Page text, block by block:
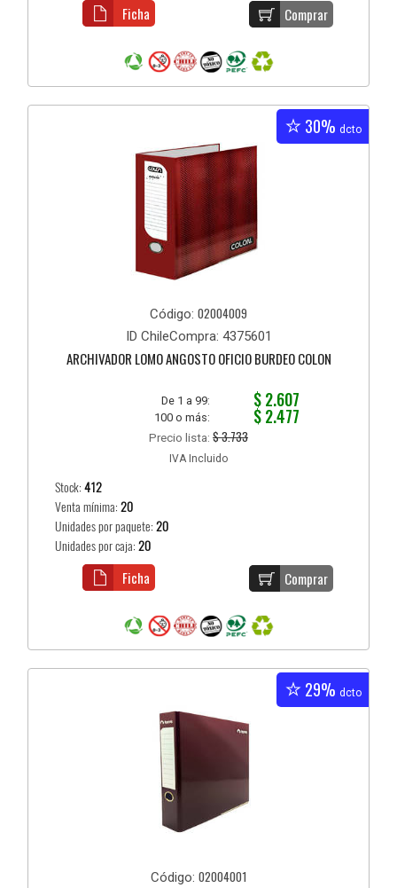
Comprar
Ficha
30% dcto
Código: 02004009
ID ChileCompra: 4375601
ARCHIVADOR LOMO ANGOSTO OFICIO BURDEO COLON
De 1 a 99: $ 2.607
100 o más: $ 2.477
Precio lista: $ 3.733
IVA Incluido
Stock:412
Venta mínima:20
Unidades por paquete:20
Unidades por caja:20
Comprar
Ficha
29% dcto
Código: 02004001